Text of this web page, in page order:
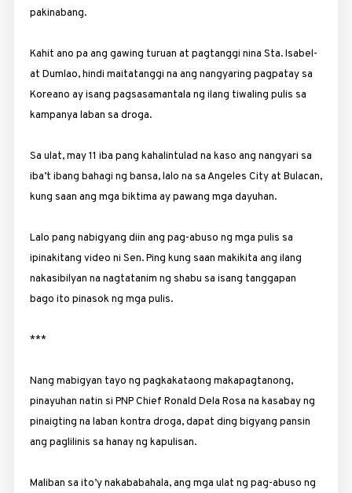
pakinabang.
Kahit ano pa ang gawing turuan at pagtanggi nina Sta. Isabel­
at Dumlao, hindi maitatanggi na ang nangyaring pagpatay sa
Koreano ay isang pagsasamantala ng ilang tiwaling ­pulis sa
kampanya laban sa droga.
Sa ulat, may 11 iba pang kahalintulad na kaso ang nangyari sa
iba’t ibang bahagi ng bansa, lalo na sa Angeles City at ­Bulacan,
kung saan ang mga biktima ay pawang mga dayuhan.
Lalo pang nabigyang diin ang pag-abuso ng mga pulis sa
ipinakitang video ni Sen. Ping kung saan makikita ang ilang
nakasibilyan na nagtatanim ng shabu sa isang tanggapan
bago ito pinasok ng mga pulis.
***
Nang mabigyan tayo ng pagkakataong makapagtanong,
pinayuhan natin si PNP Chief Ronald Dela Rosa na kasabay ng
pinaigting na laban kontra droga, dapat ding bigyang ­pansin
ang paglilinis sa hanay ng kapulisan.
Maliban sa ito’y nakababahala, ang mga ulat ng pag-abuso ng